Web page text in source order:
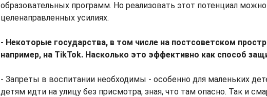
образовательных программ. Но реализовать этот потенциал
целенаправленных усилиях.
- Некоторые государства, в том числе на постсоветском
например, на TikTok. Насколько это эффективно как способ
- Запреты в воспитании необходимы - особенно для маленьких
детям идти на улицу без присмотра, зная, что там опасно. Так и